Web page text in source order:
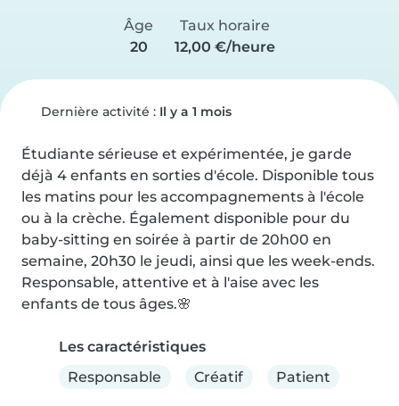
Âge
20
Taux horaire
12,00 €/heure
Dernière activité : Il y a 1 mois
Étudiante sérieuse et expérimentée, je garde
déjà 4 enfants en sorties d'école. Disponible tous
les matins pour les accompagnements à l'école
ou à la crèche. Également disponible pour du
baby-sitting en soirée à partir de 20h00 en
semaine, 20h30 le jeudi, ainsi que les week-ends.
Responsable, attentive et à l'aise avec les
enfants de tous âges.🌸
Les caractéristiques
Responsable
Créatif Patient